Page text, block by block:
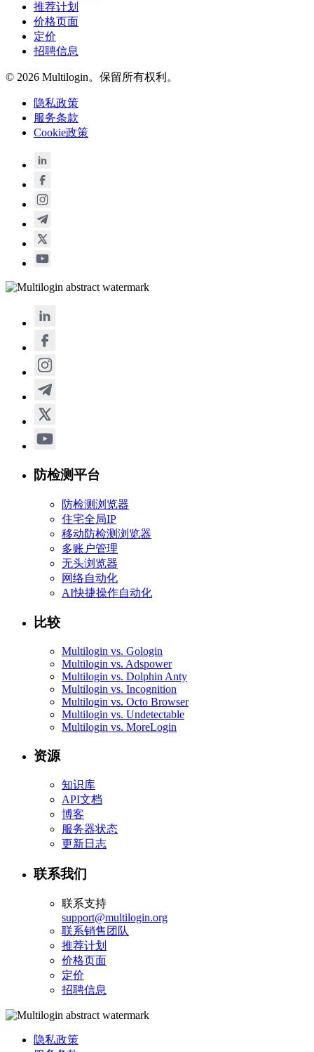
推荐计划
价格页面
定价
招聘信息
© 2026 Multilogin。保留所有权利。
隐私政策
服务条款
Cookie政策
防检测平台
防检测浏览器
住宅全局IP
移动防检测浏览器
多账户管理
无头浏览器
网络自动化
AI快捷操作自动化
比较
Multilogin vs. Gologin
Multilogin vs. Adspower
Multilogin vs. Dolphin Anty
Multilogin vs. Incognition
Multilogin vs. Octo Browser
Multilogin vs. Undetectable
Multilogin vs. MoreLogin
资源
知识库
API文档
博客
服务器状态
更新日志
联系我们
联系支持
support@multilogin.org
联系销售团队
推荐计划
价格页面
定价
招聘信息
隐私政策